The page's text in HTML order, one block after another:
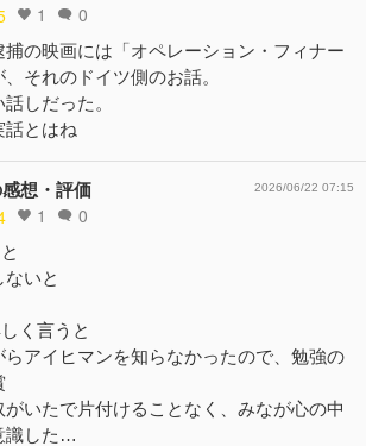
1 0
捕の映画には「オペレーション・フィナー
それのドイツ側のお話。
しだった。
話とはね
想・評価
1 0
2026/06/22 07:15
いと
く言うと
らアイヒマンを知らなかったので、勉強の
いたで片付けることなく、みなが心の中
識した…